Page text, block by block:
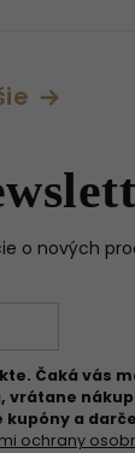
o nových
Čaká vás
vrátane
a
ochrany